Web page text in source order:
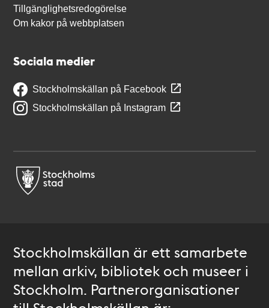
Tillgänglighetsredogörelse
Om kakor på webbplatsen
Sociala medier
Stockholmskällan på Facebook
Stockholmskällan på Instagram
Stockholmskällan är ett samarbete
mellan arkiv, bibliotek och museer i
Stockholm. Partnerorganisationer